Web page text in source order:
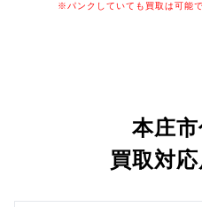
※パンクしていても買取は可能
本庄
買取対